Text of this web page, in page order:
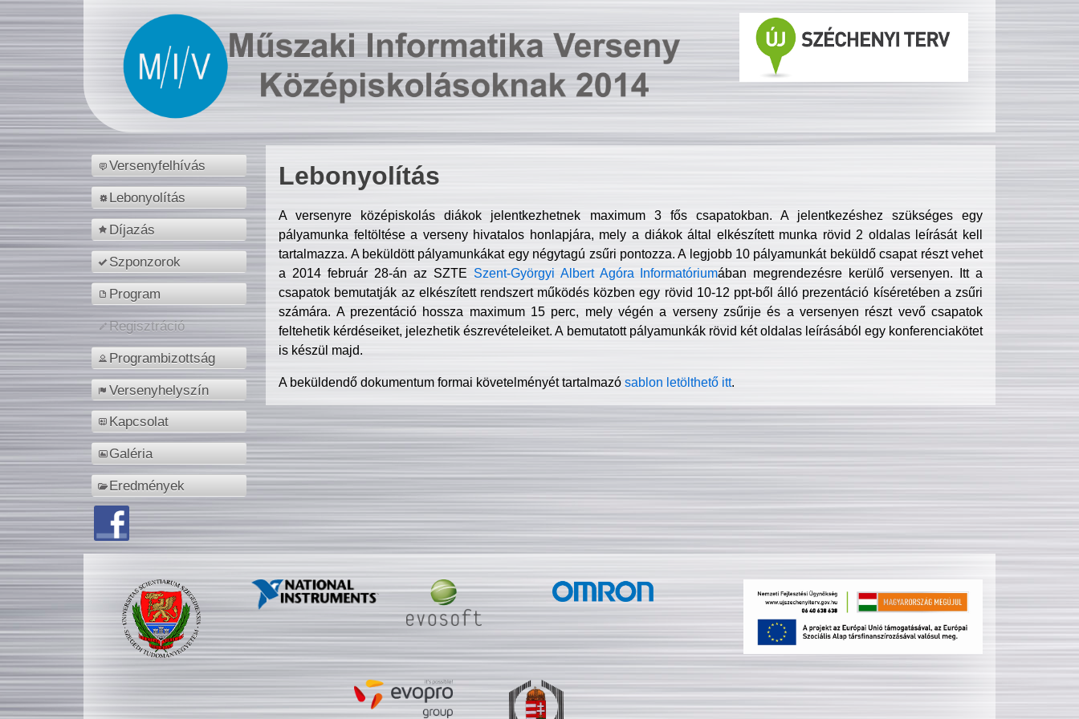
Versenyfelhívás
Lebonyolítás
Díjazás
Szponzorok
Program
Regisztráció
Programbizottság
Versenyhelyszín
Kapcsolat
Galéria
Eredmények
Lebonyolítás
A versenyre középiskolás diákok jelentkezhetnek maximum 3 fős csapatokban. A jelentkezéshez szükséges egy
pályamunka feltöltése a verseny hivatalos honlapjára, mely a diákok által elkészített munka rövid 2 oldalas leírását kell
tartalmazza. A beküldött pályamunkákat egy négytagú zsűri pontozza. A legjobb 10 pályamunkát beküldő csapat részt vehet
a 2014 február 28-án az SZTE Szent-Györgyi Albert Agóra Informatóriumában megrendezésre kerülő versenyen. Itt a
csapatok bemutatják az elkészített rendszert működés közben egy rövid 10-12 ppt-ből álló prezentáció kíséretében a zsűri
számára. A prezentáció hossza maximum 15 perc, mely végén a verseny zsűrije és a versenyen részt vevő csapatok
feltehetik kérdéseiket, jelezhetik észrevételeiket. A bemutatott pályamunkák rövid két oldalas leírásából egy konferenciakötet
is készül majd.
A beküldendő dokumentum formai követelményét tartalmazósablon letölthető itt.